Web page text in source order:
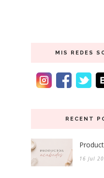
MIS REDES
RECENT
16 Jul